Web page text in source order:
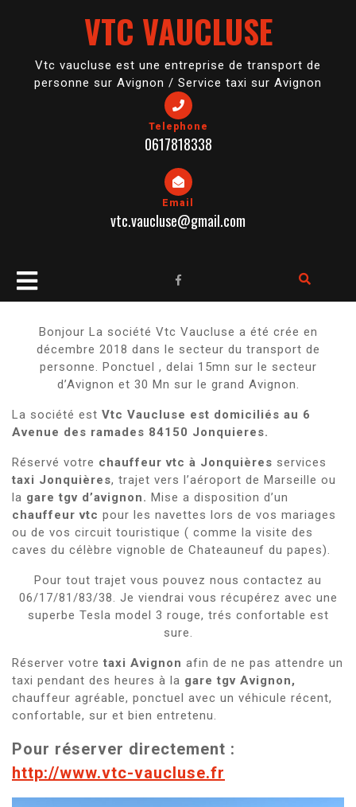
VTC VAUCLUSE
Vtc vaucluse est une entreprise de transport de
personne sur Avignon / Service taxi sur Avignon
Telephone
0617818338
Email
vtc.vaucluse@gmail.com
Open
Button
Bonjour La société Vtc Vaucluse a été crée en
décembre 2018 dans le secteur du transport de
personne. Ponctuel , delai 15mn sur le secteur
d’Avignon et 30 Mn sur le grand Avignon.
La société est Vtc Vaucluse est domiciliés au 6
Avenue des ramades 84150 Jonquieres.
Réservé votre chauffeur vtc à Jonquières services
taxi Jonquières, trajet vers l’aéroport de Marseille ou
la gare tgv d’avignon. Mise a disposition d’un
chauffeur vtc pour les navettes lors de vos mariages
ou de vos circuit touristique ( comme la visite des
caves du célèbre vignoble de Chateauneuf du papes).
Pour tout trajet vous pouvez nous contactez au
06/17/81/83/38. Je viendrai vous récupérez avec une
superbe Tesla model 3 rouge, trés confortable est
sure.
Réserver votre taxi Avignon afin de ne pas attendre un
taxi pendant des heures à la gare tgv Avignon,
chauffeur agréable, ponctuel avec un véhicule récent,
confortable, sur et bien entretenu.
Pour réserver directement :
http://www.vtc-vaucluse.fr